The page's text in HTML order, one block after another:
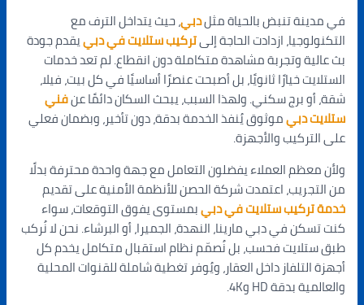
في مدينة تنبض بالحياة مثلدبي، حيث يتداخل الترف مع
التكنولوجيا، ازدادت الحاجة إلىتركيب ستلايت في دبييقدم جودة
بث عالية وتجربة مشاهدة متكاملة دون انقطاع. لم تعد خدمات
الستلايت خيارًا ثانويًا، بل أصبحت عنصرًا أساسيًا في كل بيت، فيلا،
شقة، أو برج سكني. ولهذا السبب، يبحث السكان دائمًا عنفني
ستلايت دبيموثوق يُنفذ الخدمة بدقة، دون تأخير، وبضمان فعلي
على التركيب والأجهزة.
ولأن معظم العملاء يفضلون التعامل مع جهة واحدة محترفة بدلًا
من التجريب، اعتمدت شركة الحصن للأنظمة الأمنية على تقديم
خدمة تركيب ستلايت في دبيبمستوى يفوق التوقعات، سواء
كنت تسكن في دبي مارينا، النهدة، الجميرا، أو البرشاء. نحن لا نُركب
طبق ستلايت فحسب، بل نُصمّم نظام استقبال متكامل يخدم كل
أجهزة التلفاز داخل العقار، ويُوفر تغطية شاملة للقنوات المحلية
والعالمية بدقة HD و4K.